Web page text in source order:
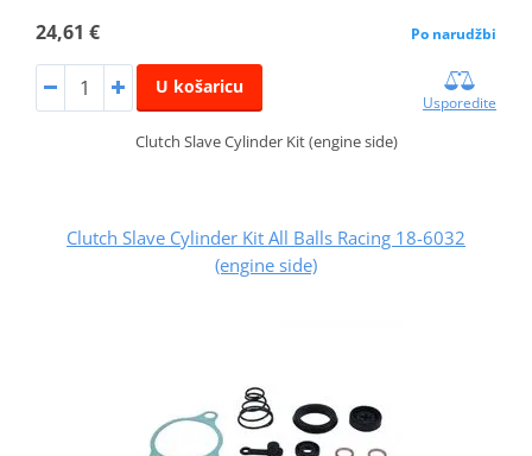
24,61 € Po narudžbi
U košaricu
Usporedite
Clutch Slave Cylinder Kit (engine side)
Clutch Slave Cylinder Kit All Balls Racing 18-6032
(engine side)